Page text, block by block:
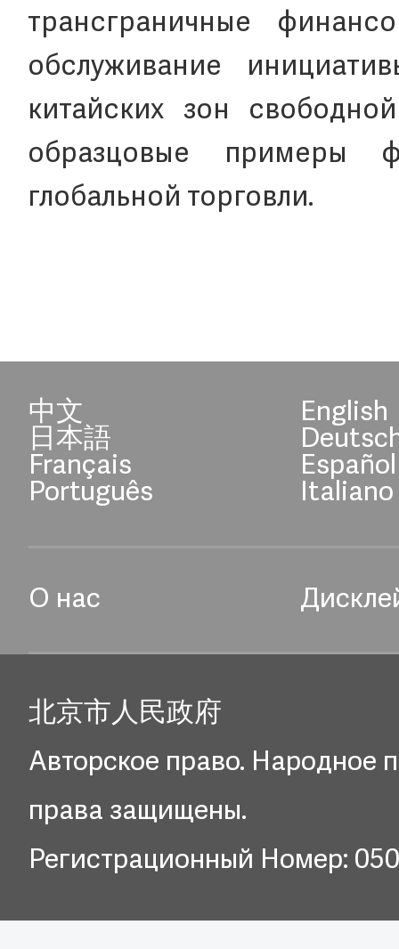
трансграничные
обслуживание
китайских зон
образцовые примеры
глобальной торговли.
中文 English
日本語
Français Español
Português Italiano
О нас
北京市人民政府
Авторское право. Народное
права защищены.
Регистрационный Номер: